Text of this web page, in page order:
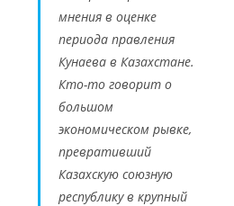
мнения в оценке
периода правления
Кунаева в Казахстане.
Кто-то говорит о
большом
экономическом рывке,
превративший
Казахскую союзную
республику в крупный